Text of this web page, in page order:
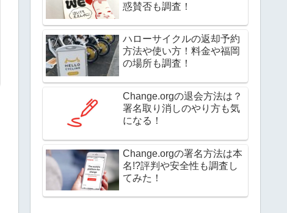
惑賛否も調査！
ハローサイクルの返却予約
方法や使い方！料金や福岡
の場所も調査！
Change.orgの退会方法は？
署名取り消しのやり方も気
になる！
Change.orgの署名方法は本
名!?評判や安全性も調査し
てみた！